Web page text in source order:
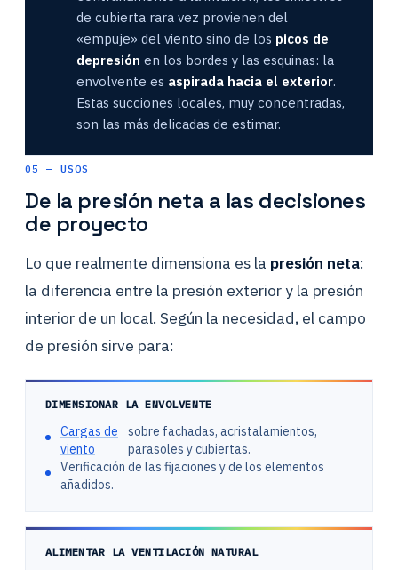
de cubierta rara vez provienen del
«empuje» del viento sino de los picos de
depresión en los bordes y las esquinas: la
envolvente es aspirada hacia el exterior.
Estas succiones locales, muy concentradas,
son las más delicadas de estimar.
05 — USOS
De la presión neta a las decisiones
de proyecto
Lo que realmente dimensiona es la presión neta:
la diferencia entre la presión exterior y la presión
interior de un local. Según la necesidad, el campo
de presión sirve para:
DIMENSIONAR LA ENVOLVENTE
Cargas de
viento
sobre fachadas, acristalamientos,
parasoles y cubiertas.
Verificación de las fijaciones y de los elementos
añadidos.
ALIMENTAR LA VENTILACIÓN NATURAL